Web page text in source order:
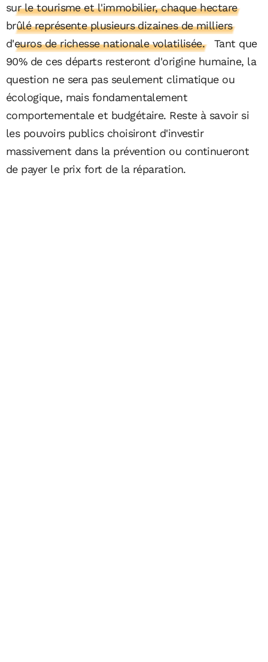
sur le tourisme et l'immobilier, chaque hectare
brûlé représente plusieurs dizaines de milliers
d'euros de richesse nationale volatilisée.
Tant que
90% de ces départs resteront d'origine humaine, la
question ne sera pas seulement climatique ou
écologique, mais fondamentalement
comportementale et budgétaire. Reste à savoir si
les pouvoirs publics choisiront d'investir
massivement dans la prévention ou continueront
de payer le prix fort de la réparation.